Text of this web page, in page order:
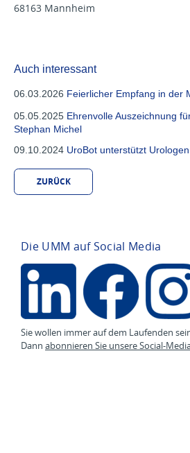
68163 Mannheim
Auch interessant
06.03.2026 Feierlicher Empfang in der
05.05.2025 Ehrenvolle Auszeichnung
Stephan Michel
09.10.2024 UroBot unterstützt
ZURÜCK
Die UMM auf Social Media
Sie wollen immer auf dem Laufenden
Dann abonnieren Sie unsere Social-